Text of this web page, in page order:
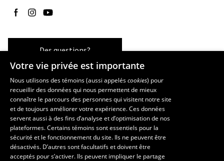
Suivez-nous sur Facebook
Suivez-nous sur Instagram
Suivez-nous sur YouTube
Des questions?
Les écoles et la recherche
École d’art
École supérieure d’aménagement du territoire et de développement
régional
École de design
Centre de recherche en aménagement et développement
Votre vie privée est importante
Nous utilisons des témoins (aussi appeléscookies) pour
recueillir des données qui nous permettent de mieux
connaître le parcours des personnes qui visitent notre site
et de toujours améliorer votre expérience. Ces données
servent aussi à des fins d’analyse et d’optimisation de nos
plateformes. Certains témoins sont essentiels pour la
sécurité et le fonctionnement du site. Ils ne peuvent être
désactivés. D’autres sont facultatifs et doivent être
acceptés pour s’activer. Ils peuvent impliquer le partage